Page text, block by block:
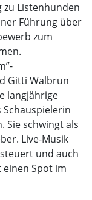
Listenhunden
Führung über
zum
Gitti Walbrun
langjährige
Sie schwingt als
Live-Musik
und auch
einen Spot im